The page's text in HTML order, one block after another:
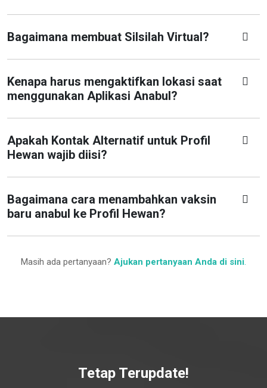
Bagaimana membuat Silsilah Virtual?
Kenapa harus mengaktifkan lokasi saat
menggunakan Aplikasi Anabul?
Apakah Kontak Alternatif untuk Profil
Hewan wajib diisi?
Bagaimana cara menambahkan vaksin
baru anabul ke Profil Hewan?
Masih ada pertanyaan? Ajukan pertanyaan Anda di sini.
Tetap Terupdate!